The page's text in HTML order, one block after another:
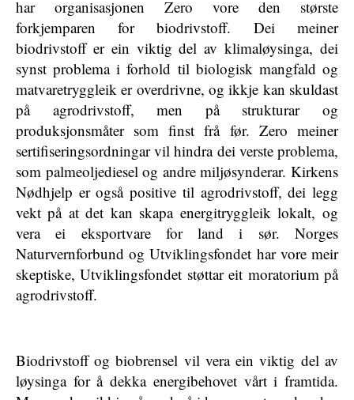
har organisasjonen Zero vore den største
forkjemparen for biodrivstoff. Dei meiner
biodrivstoff er ein viktig del av klimaløysinga, dei
synst problema i forhold til biologisk mangfald og
matvaretryggleik er overdrivne, og ikkje kan skuldast
på agrodrivstoff, men på strukturar og
produksjonsmåter som finst frå før. Zero meiner
sertifiseringsordningar vil hindra dei verste problema,
som palmeoljediesel og andre miljøsynderar. Kirkens
Nødhjelp er også positive til agrodrivstoff, dei legg
vekt på at det kan skapa energitryggleik lokalt, og
vera ei eksportvare for land i sør. Norges
Naturvernforbund og Utviklingsfondet har vore meir
skeptiske, Utviklingsfondet støttar eit moratorium på
agrodrivstoff.
Biodrivstoff og biobrensel vil vera ein viktig del av
løysinga for å dekka energibehovet vårt i framtida.